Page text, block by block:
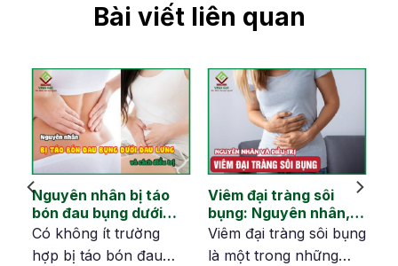
Bài viết liên quan
Nguyên nhân bị táo
bón đau bụng dưới
đau lưng và cách
khắc phục
Có không ít trường
hợp bị táo bón đau
Viêm đại tràng sôi
bụng: Nguyên nhân,
dấu hiệu và cải thiện
Viêm đại tràng sôi bụng
là một trong những